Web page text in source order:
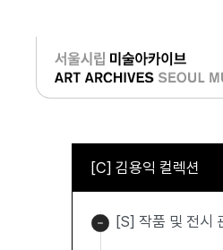
로그인
[C] 김용익 컬렉션
[S] 작품 및 전시